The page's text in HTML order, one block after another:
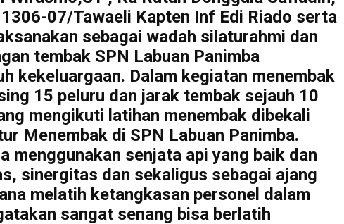
07/Tawaeli Kapten Inf Edi Riado serta
sebagai wadah silaturahmi dan
tembak SPN Labuan Panimba
kekeluargaan. Dalam kegiatan menembak
15 peluru dan jarak tembak sejauh 10
mengikuti latihan menembak dibekali
Menembak di SPN Labuan Panimba.
senjata api yang baik dan
sinergitas dan sekaligus sebagai ajang
melatih ketangkasan personel dalam
sangat senang bisa berlatih